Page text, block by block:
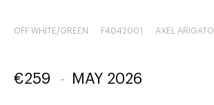
OFF WHITE/GREEN F4042001 AXEL ARIGATO
€259 - MAY 2026